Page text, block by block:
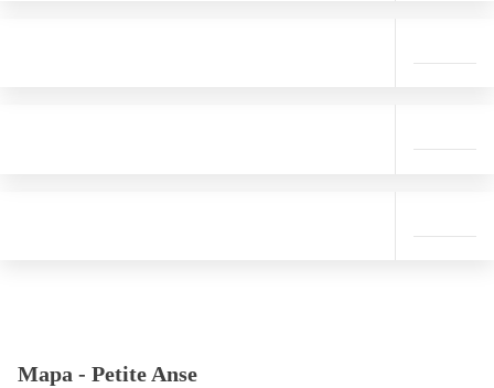
Mapa - Petite Anse